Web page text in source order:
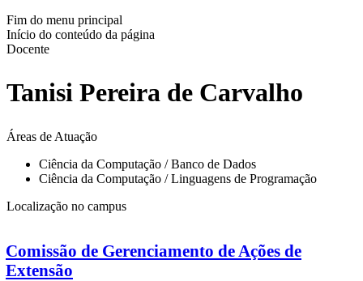
Fim do menu principal
Início do conteúdo da página
Docente
Tanisi Pereira de Carvalho
Áreas de Atuação
Ciência da Computação / Banco de Dados
Ciência da Computação / Linguagens de Programação
Localização no campus
Comissão de Gerenciamento de Ações de
Extensão